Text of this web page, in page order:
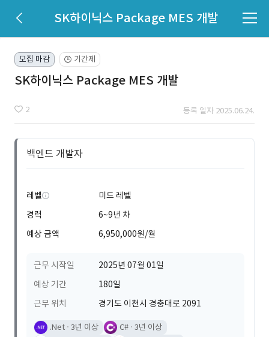
SK하이닉스 Package MES 개발
모집 마감 🕒 기간제
SK하이닉스 Package MES 개발
2 등록 일자 2025.06.24.
백엔드 개발자
레벨
미드 레벨
경력
6~9년 차
예상 금액
6,950,000원/월
근무 시작일
2025년 07월 01일
예상 기간
180일
근무 위치
경기도 이천시 경충대로 2091
.Net 3년 이상 C# 3년 이상